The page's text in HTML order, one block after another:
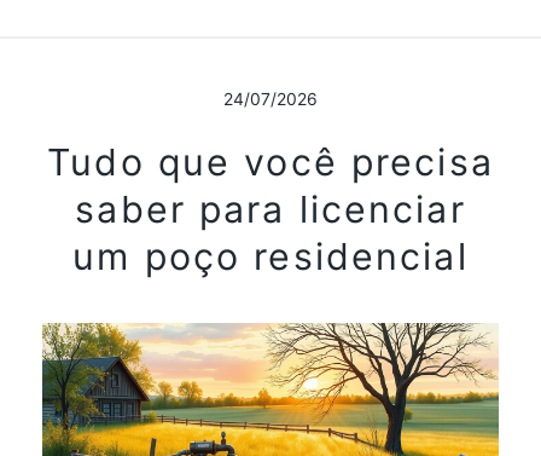
24/07/2026
Tudo que você precisa
saber para licenciar
um poço residencial